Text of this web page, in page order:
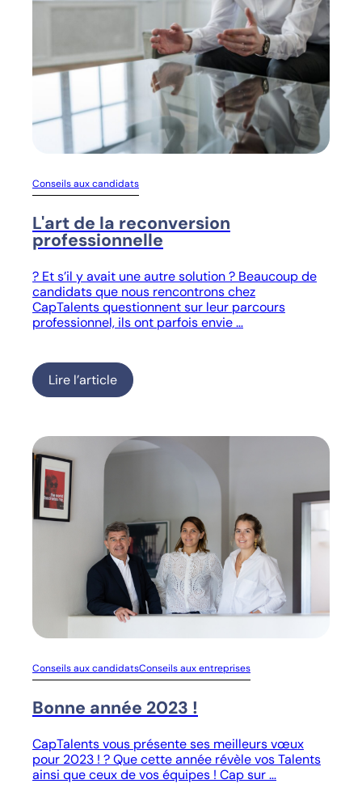
Conseils aux candidats
L'art de la reconversion
professionnelle
? Et s’il y avait une autre solution ? Beaucoup de
candidats que nous rencontrons chez
CapTalents questionnent sur leur parcours
professionnel, ils ont parfois envie …
Lire l’article
Conseils aux candidatsConseils aux entreprises
Bonne année 2023 !
CapTalents vous présente ses meilleurs vœux
pour 2023 ! ? Que cette année révèle vos Talents
ainsi que ceux de vos équipes ! Cap sur …